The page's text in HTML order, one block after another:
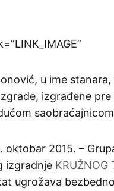
u ime
izgrađene
oktobar 2015. –
izgradnje KRUŽNOG
ugrožava